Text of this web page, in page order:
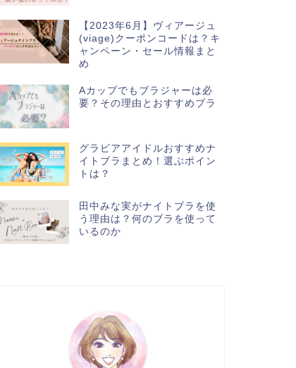
【2023年6月】ヴィアージュ
(viage)クーポンコードは？キ
ャンペーン・セール情報まと
め
Aカップでもブラジャーは必
要？その理由とおすすめブラ
グラビアアイドルおすすめナ
イトブラまとめ！選ぶポイン
トは？
田中みな実がナイトブラを使
う理由は？何のブラを使って
いるのか